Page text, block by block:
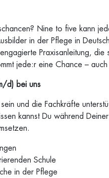
Nine to five kann
in der Pflege in
Praxisanleitung, die
jede:r eine Chance –
d) bei uns
und die Fachkräfte
kannst Du während
Schule
in der Pflege